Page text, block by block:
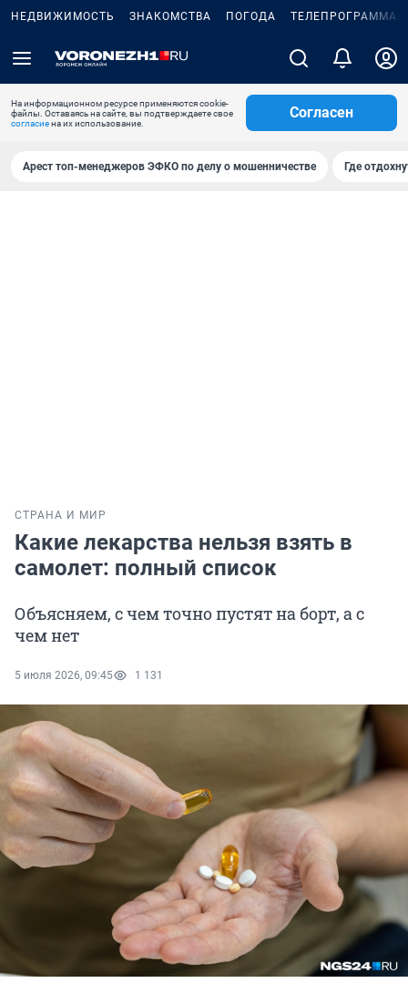
НЕДВИЖИМОСТЬ ЗНАКОМСТВА ПОГОДА ТЕЛЕПРОГРАММА
На информационном ресурсе применяются cookie-
файлы. Оставаясь на сайте, вы подтверждаете свое
согласиена их использование.
Согласен
Арест топ-менеджеров ЭФКО по делу о мошенничестве Где
СТРАНА И МИР
Какие лекарства нельзя взять в
самолет: полный список
Объясняем, с чем точно пустят на борт, а с
чем нет
5 июля 2026, 09:45 1 131